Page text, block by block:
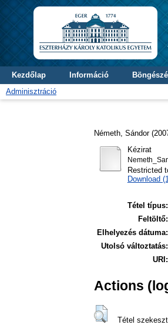
Kezdőlap Információ
Adminisztráció
Németh, Sándor
Kézirat
Restricted
Download
Tétel típus:
Feltöltő:
Elhelyezés dátuma:
Utolsó változtatás:
URI:
Actions
Tétel